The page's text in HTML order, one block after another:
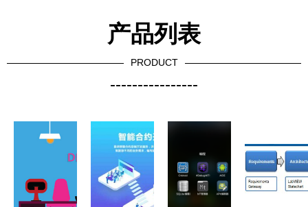
产品列表
PRODUCT
----------------